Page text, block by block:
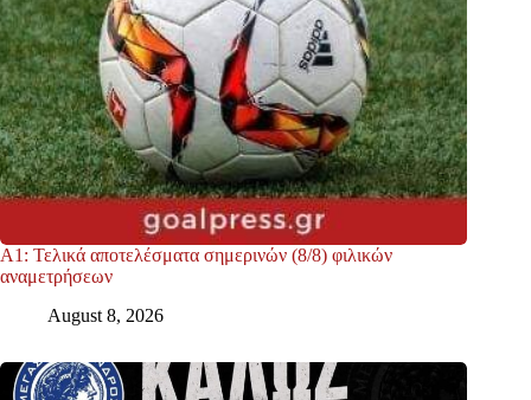
Α1: Τελικά αποτελέσματα σημερινών (8/8) φιλικών
αναμετρήσεων
August 8, 2026